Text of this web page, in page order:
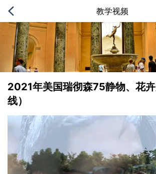
教学视频
2021年美国瑞彻森75静物、花
线）